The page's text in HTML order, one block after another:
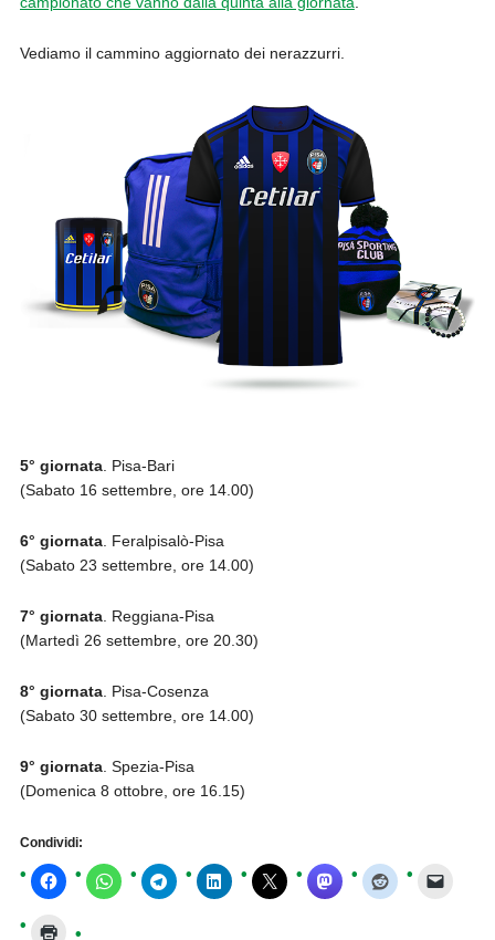
Vediamo il cammino aggiornato dei nerazzurri.
5° giornata. Pisa-Bari
(Sabato 16 settembre, ore 14.00)
6° giornata. Feralpisalò-Pisa
(Sabato 23 settembre, ore 14.00)
7° giornata. Reggiana-Pisa
(Martedì 26 settembre, ore 20.30)
8° giornata. Pisa-Cosenza
(Sabato 30 settembre, ore 14.00)
9° giornata. Spezia-Pisa
(Domenica 8 ottobre, ore 16.15)
Condividi: